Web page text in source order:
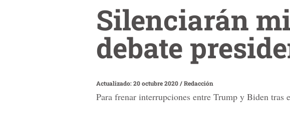
Silenciarán
debate
Actualizado: 20 octubre 2020/Redacción
Para frenar interrupciones entre Trump y Biden